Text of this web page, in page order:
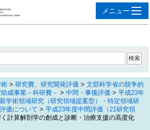
> 研究費、研究開発評価 > 文部科学省の競争的
成事業－科研費－ > 中間・事後評価 > 平成23年
学術領域研究（研究領域提案型）・特定領域研
価について > 平成23年度中間評価（21研究領
計算解剖学の創成と診断・治療支援の高度化